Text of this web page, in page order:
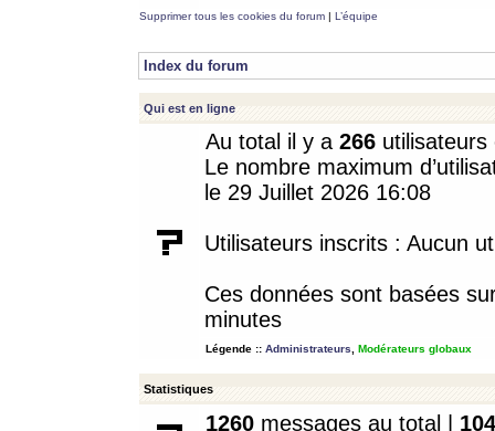
Supprimer tous les cookies du forum | L’équipe
Index du forum
Qui est en ligne
Au total il y a 266
Le nombre maximum
le 29 Juillet 2026 16:08
Utilisateurs inscrits : Aucun
Ces données sont basées
minutes
Légende :: Administrateurs Modérateurs globaux
Statistiques
1260 messages au total | 104